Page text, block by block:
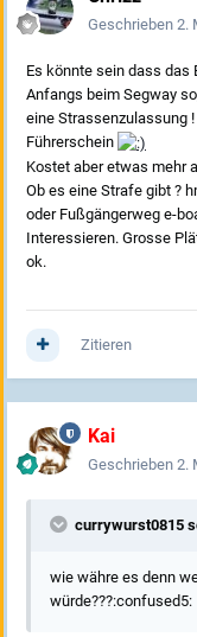
Geschrieben 2.
Es könnte sein dass das
Anfangs beim Segway
eine Strassenzulassung
Führerschein
Kostet aber etwas mehr
Ob es eine Strafe gibt ?
oder Fußgängerweg e-
Interessieren. Grosse
ok.
Zitieren
Kai
Geschrieben 2.
currywurst0815
wie währe es denn
würde???:confused5: